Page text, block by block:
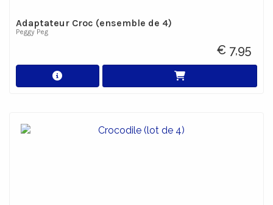
Adaptateur Croc (ensemble de 4)
Peggy Peg
€ 7,95